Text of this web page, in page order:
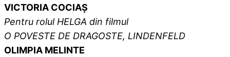
VICTORIA COCIAȘ
Pentru rolul HELGA din filmul
O POVESTE DE DRAGOSTE, LINDENFELD
OLIMPIA MELINTE